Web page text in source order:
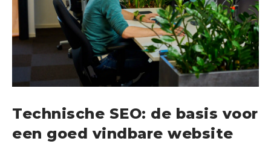
Technische SEO: de basis voor
een goed vindbare website